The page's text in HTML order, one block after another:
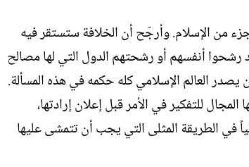
جزء من الإسلام. وأرجّح أن الخلافة ستستقر فيه
رشحوا أنفسهم أو رشحتهم الدول التي لها مصالح
يصدر العالم الإسلامي كله حكمه في هذه المسألة.
للتفكير في الأمر قبل إعلان إرادتها،
في الطريقة المثلى التي يجب أن تتمشى عليها